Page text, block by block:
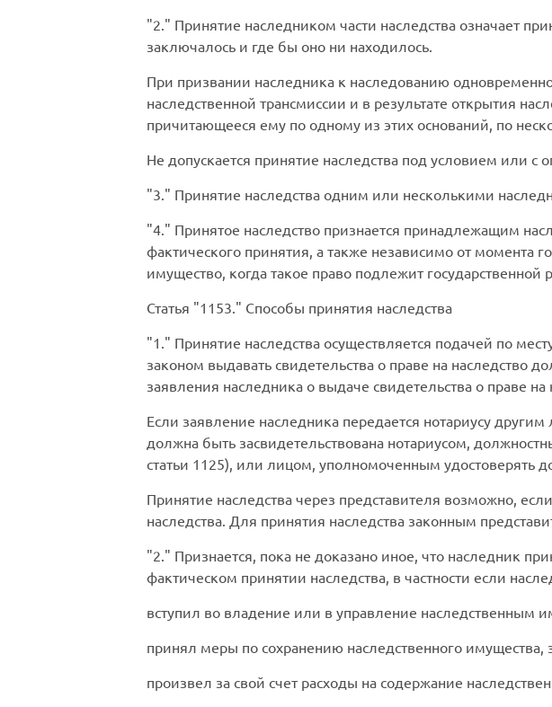
2.
Принятие наследником части наследства означает
заключалось и где бы оно ни находилось.
При призвании наследника к наследованию
наследственной трансмиссии и в результате открытия
причитающееся ему по одному из этих оснований, по
Не допускается принятие наследства под условием или с
3.
Принятие наследства одним или несколькими
4.
Принятое наследство признается принадлежащим
фактического принятия, а также независимо от момента
имущество, когда такое право подлежит государственной
Статья
1153.
Способы принятия наследства
1.
Принятие наследства осуществляется подачей по
законом выдавать свидетельства о праве на наследство
заявления наследника о выдаче свидетельства о праве на
Если заявление наследника передается нотариусу
должна быть засвидетельствована нотариусом,
статьи 1125), или лицом, уполномоченным удостоверять
Принятие наследства через представителя возможно,
наследства. Для принятия наследства законным
2.
Признается, пока не доказано иное, что наследник
фактическом принятии наследства, в частности если
вступил во владение или в управление наследственным
принял меры по сохранению наследственного имущества,
произвел за свой счет расходы на содержание